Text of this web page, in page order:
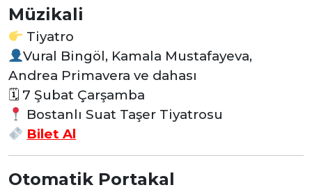
Müzikali
Tiyatro
Vural Bingöl, Kamala Mustafayeva,
Andrea Primavera ve dahası
🗓 7 Şubat Çarşamba
Bostanlı Suat Taşer Tiyatrosu
Bilet Al
Otomatik Portakal